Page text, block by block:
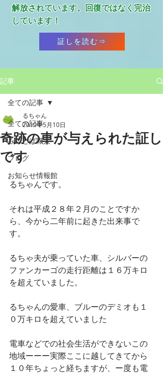
解放されています。回復ではなく完治
しています！
証しを読む⇒
記事
全ての記事
みことば職人
ブログ
お知らせ情報館
全ての記事
奇跡の車が与えられた証し
です
るちゃん
2019年5月10日
るちゃんです。
それは平成２８年２月のことですか
ら、今から二年前に起きた出来事で
す。
るちゃ夫が乗っていた車、シルバーの
ファンカーゴの走行距離は１６万キロ
を超えていました。
るちゃんの愛車、ブルーのデミオも１
０万キロを超えていました
電車などでの社会生活ができないこの
地域ーーー実際ここに越してきてから
１０年ちょっと経ちますが、ー度も電